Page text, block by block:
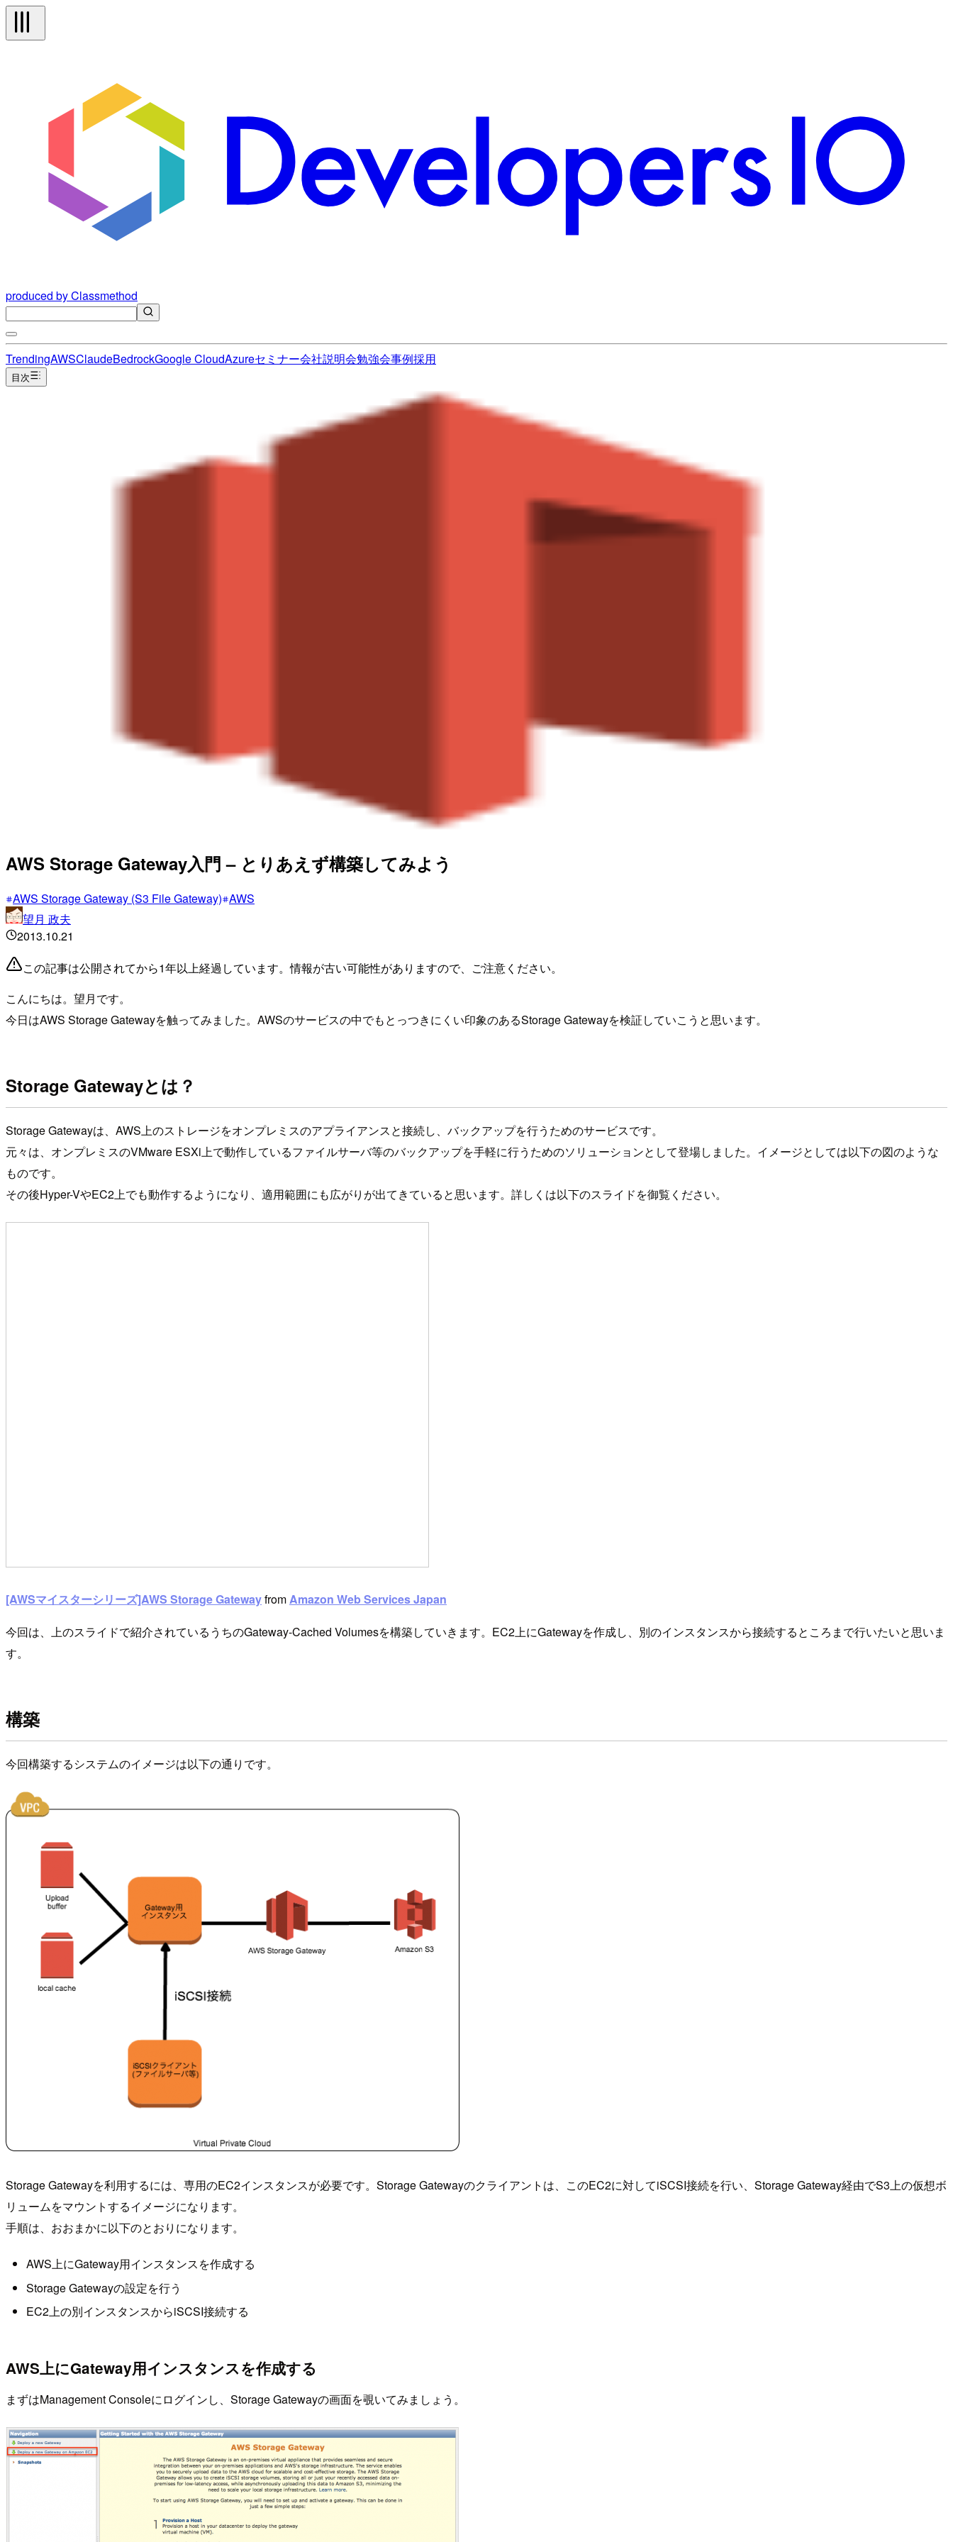
produced by Classmethod
TrendingAWSClaudeBedrockGoogle CloudAzureセミナー会社説明会勉強会事例採用
目次
AWS Storage Gateway入門 – とりあえず構築してみよう
AWS Storage Gateway (S3 File Gateway) AWS
望月 政夫
2013.10.21
この記事は公開されてから1年以上経過しています。情報が古い可能性がありますので、ご注意ください。
こんにちは。望月です。
今日はAWS Storage Gatewayを触ってみました。AWSのサービスの中でもとっつきにくい印象のあるStorage Gatewayを検証していこうと思います。
Storage Gatewayとは？
Storage Gatewayは、AWS上のストレージをオンプレミスのアプライアンスと接続し、バックアップを行うためのサービスです。
元々は、オンプレミスのVMware ESXi上で動作しているファイルサーバ等のバックアップを手軽に行うためのソリューションとして登場しました。イメージとしては以下の図のような
ものです。
その後Hyper-VやEC2上でも動作するようになり、適用範囲にも広がりが出てきていると思います。詳しくは以下のスライドを御覧ください。
[AWSマイスターシリーズ]AWS Storage GatewayfromAmazon Web Services Japan
今回は、上のスライドで紹介されているうちのGateway-Cached Volumesを構築していきます。EC2上にGatewayを作成し、別のインスタンスから接続するところまで行いたいと思いま
す。
構築
今回構築するシステムのイメージは以下の通りです。
Storage Gatewayを利用するには、専用のEC2インスタンスが必要です。Storage Gatewayのクライアントは、このEC2に対してiSCSI接続を行い、Storage Gateway経由でS3上の仮想ボ
リュームをマウントするイメージになります。
手順は、おおまかに以下のとおりになります。
AWS上にGateway用インスタンスを作成する
Storage Gatewayの設定を行う
EC2上の別インスタンスからiSCSI接続する
AWS上にGateway用インスタンスを作成する
まずはManagement Consoleにログインし、Storage Gatewayの画面を覗いてみましょう。